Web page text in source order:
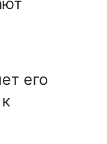
его